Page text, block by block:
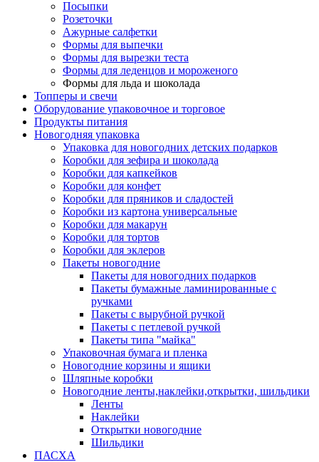
Посыпки
Розеточки
Ажурные салфетки
Формы для выпечки
Формы для вырезки теста
Формы для леденцов и мороженого
Формы для льда и шоколада
Топперы и свечи
Оборудование упаковочное и торговое
Продукты питания
Новогодняя упаковка
Упаковка для новогодних детских подарков
Коробки для зефира и шоколада
Коробки для капкейков
Коробки для конфет
Коробки для пряников и сладостей
Коробки из картона универсальные
Коробки для макарун
Коробки для тортов
Коробки для эклеров
Пакеты новогодние
Пакеты для новогодних подарков
Пакеты бумажные ламинированные с
ручками
Пакеты с вырубной ручкой
Пакеты с петлевой ручкой
Пакеты типа "майка"
Упаковочная бумага и пленка
Новогодние корзины и ящики
Шляпные коробки
Новогодние ленты,наклейки,открытки, шильдики
Ленты
Наклейки
Открытки новогодние
Шильдики
ПАСХА